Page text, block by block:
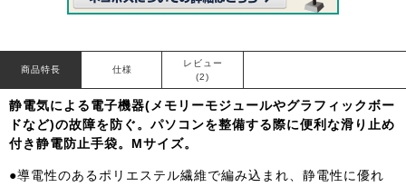
商品特長 仕様
レビュー
(2)
静電気による電子機器(メモリーモジュールやグラフィックボー
ドなど)の故障を防ぐ。パソコンを整備する際に便利な滑り止め
付き静電防止手袋。Mサイズ。
●導電性のあるポリエステル繊維で編み込まれ、静電性に優れ